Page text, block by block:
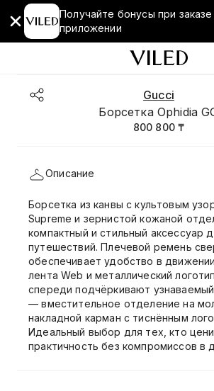
Получайте бонусы при заказе
приложении
Gucci
Борсетка Ophidia
800 800 ₸
Описание
Борсетка из канвы с культовым
Supreme и зернистой кожаной
компактный и стильный аксессуар
путешествий. Плечевой ремень
обеспечивает удобство в
лента Web и металлический
спереди подчёркивают
— вместительное отделение на
накладной карман с тиснённым
Идеальный выбор для тех, кто
практичность без компромиссов в